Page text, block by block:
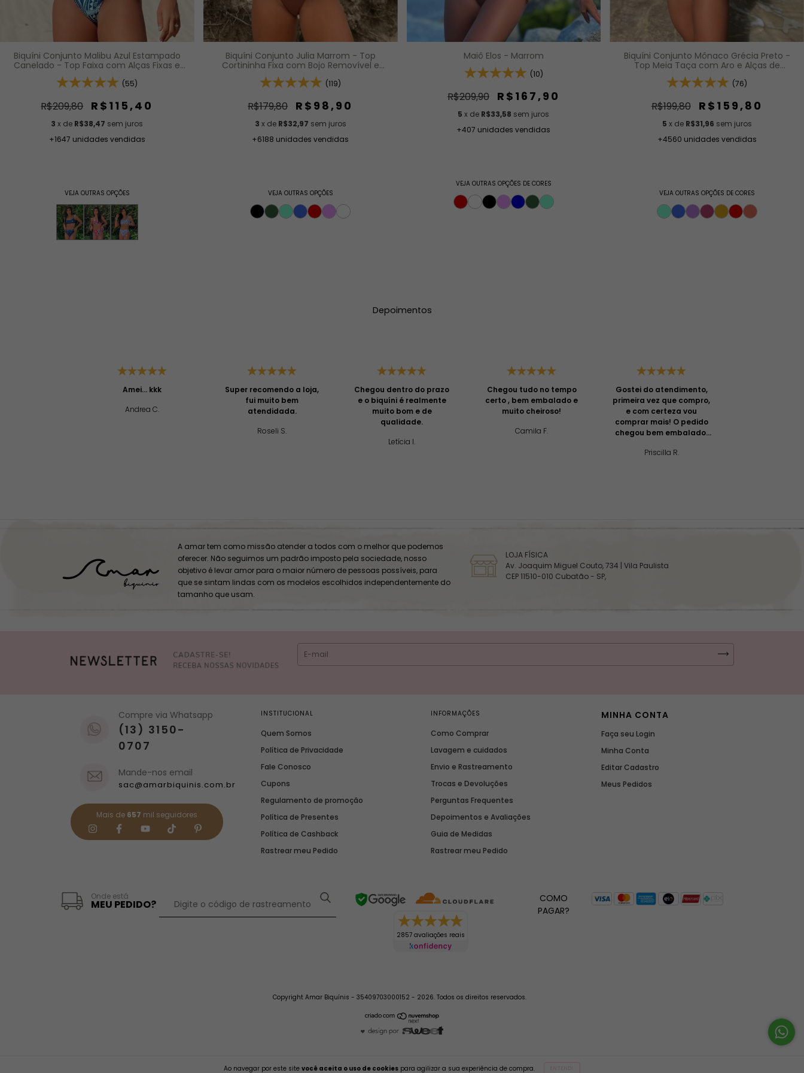
Ao navegar por este site você aceita o uso de cookies para agilizar a sua experiência de compra.
Biquíni Conjunto Malibu Azul Estampado
Canelado - Top Faixa com Alças Fixas e
Bojo Removível e Calcinha Cintura Alta
(Hot Pants) (55)
R$209,80 R$115,40
3 x de R$38,47 sem juros
+1647 unidades vendidas
VEJA OUTRAS OPÇÕES
Biquíni Conjunto Julia Marrom - Top
Cortininha Fixa com Bojo Removível e
Calcinha Asa Delta Fio Duplo (Efeito
Levanta)
(119)
R$179,80 R$98,90
3 x de R$32,97 sem juros
+6188 unidades vendidas
VEJA OUTRAS OPÇÕES
Maiô Elos - Marrom
(10)
R$209,90 R$167,90
5 x de R$33,58 sem juros
+407 unidades vendidas
VEJA OUTRAS OPÇÕES DE CORES
Biquíni Conjunto Mônaco Grécia Preto -
Top Meia Taça com Aro e Alças de
Regulagem e Calcinha Asa Delta Fio Duplo
(Efeito Levanta)
(76)
R$199,80 R$159,80
5 x de R$31,96 sem juros
+4560 unidades vendidas
VEJA OUTRAS OPÇÕES DE CORES
Depoimentos
Amei... kkk
Andrea C.
Super recomendo a loja,
fui muito bem
atendidada.
Roseli S.
Chegou dentro do prazo
e o biquíni é realmente
muito bom e de
qualidade.
Letícia I.
Chegou tudo no tempo
certo , bem embalado e
muito cheiroso!
Camila F.
Gostei do atendimento,
primeira vez que compro,
e com certeza vou
comprar mais! O pedido
chegou bem embalado,
cuidado. A entrega foi
Priscilla R.
A amar tem como missão atender a todos com o melhor que podemos
oferecer. Não seguimos um padrão imposto pela sociedade, nosso
objetivo é levar amor para o maior número de pessoas possíveis, para
que se sintam lindas com os modelos escolhidos independentemente do
tamanho que usam.
LOJA FÍSICA
Av. Joaquim Miguel Couto, 734 | Vila Paulista
CEP 11510-010 Cubatão - SP,
Compre via Whatsapp
(13) 3150-
0707
Mande-nos email
sac@amarbiquinis.com.br
Mais de 657 mil seguidores
INSTITUCIONAL
Quem Somos
Política de Privacidade
Fale Conosco
Cupons
Regulamento de promoção
Política de Presentes
Política de Cashback
Rastrear meu Pedido
INFORMAÇÕES
Como Comprar
Lavagem e cuidados
Envio e Rastreamento
Trocas e Devoluções
Perguntas Frequentes
Depoimentos e Avaliações
Guia de Medidas
Rastrear meu Pedido
MINHA CONTA
Faça seu Login
Minha Conta
Editar Cadastro
Meus Pedidos
Onde está
MEU PEDIDO?
2857 avaliações reais
COMO
PAGAR?
Copyright Amar Biquínis - 35409703000152 - 2026. Todos os direitos reservados.